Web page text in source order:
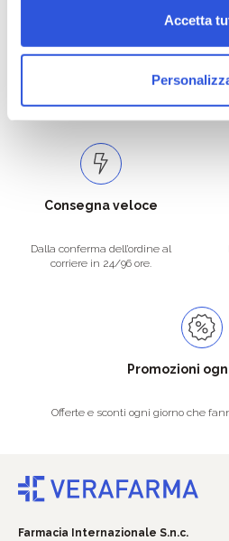
Accetta
Oltre 50.000 prodotti
per soddisfare tutte le esigenze.
Consegna veloce
Dalla conferma dell’ordine al
corriere in 24/96 ore.
Promozioni
Offerte e sconti ogni giorno che
Farmacia Internazionale S.n.c.